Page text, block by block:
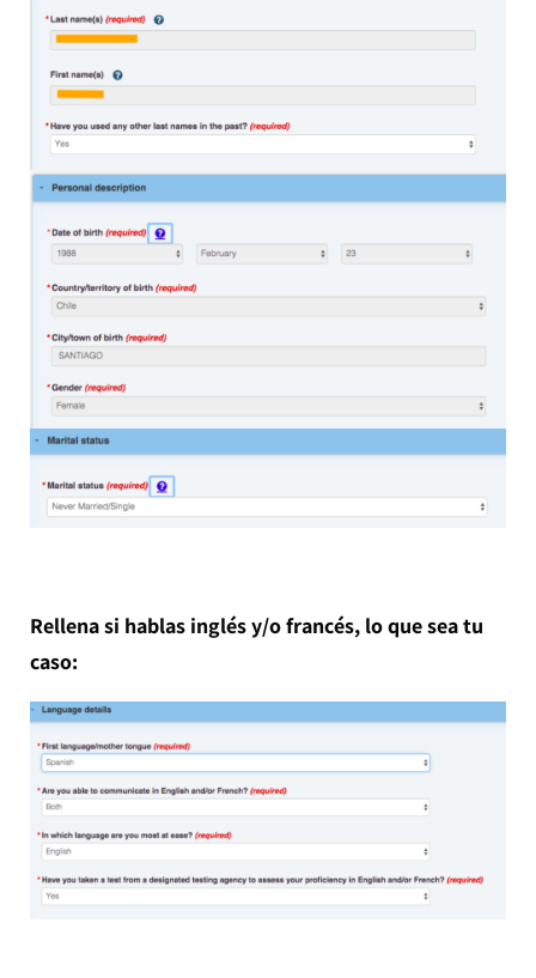
Rellena si hablas inglés y/o francés, lo que sea tu
caso: